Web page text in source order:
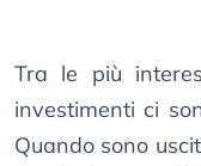
Tra le più
investimenti ci
Quando sono